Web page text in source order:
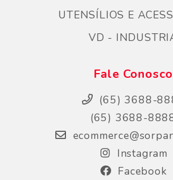
UTENSÍLIOS E
VD -
Fale Conosco
(65) 3688-
(65) 3688-
Instagram
Facebook